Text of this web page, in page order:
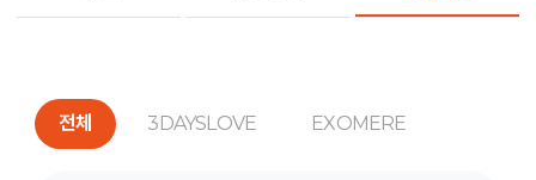
전체 3DAYSLOVE EXOMERE